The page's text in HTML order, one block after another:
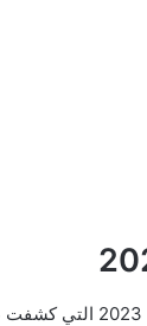
سنتعرف معا عن